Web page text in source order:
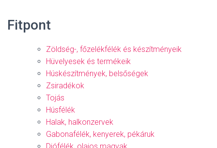
Fitpont
Zöldség-, főzelékfélék és készítményeik
Hüvelyesek és termékeik
Húskészítmények, belsőségek
Zsiradékok
Tojás
Húsfélék
Halak, halkonzervek
Gabonafélék, kenyerek, pékáruk